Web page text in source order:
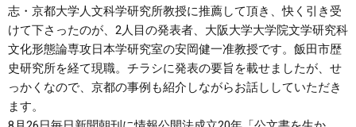
志・京都大学人文科学研究所教授に推薦して頂き、快く引き受
けて下さったのが、2人目の発表者、大阪大学大学院文学研究科
文化形態論専攻日本学研究室の安岡健一准教授です。飯田市歴
史研究所を経て現職。チラシに発表の要旨を載せましたが、せ
っかくなので、京都の事例も紹介しながらお話ししていただき
ます。